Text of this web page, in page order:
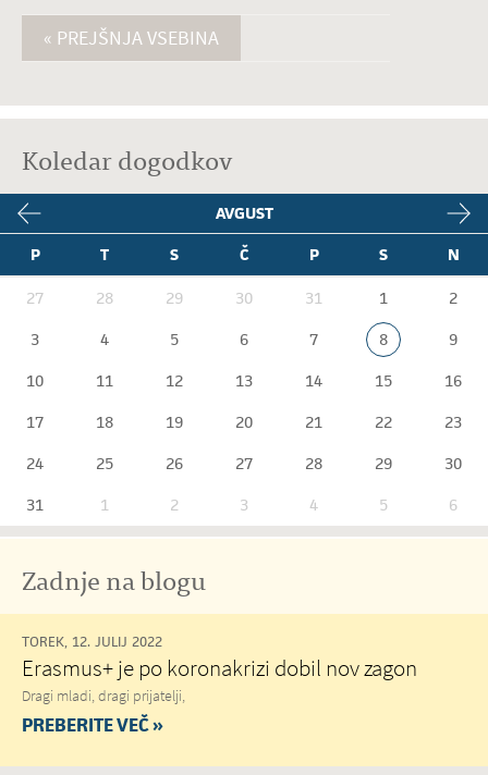
« PREJŠNJA VSEBINA
Koledar dogodkov
AVGUST
P
T S Č P S N
27 28 29 30 31 1
2
3
4 5 6 7 8
9
10
11 12 13 14 15
16
17
18 19 20 21 22
23
24
25 26 27 28 29
30
31
1 2 3 4 5 6
Zadnje na blogu
TOREK, 12. JULIJ 2022
Erasmus+ je po koronakrizi dobil nov zagon
Dragi mladi, dragi prijatelji,
PREBERITE VEČ »